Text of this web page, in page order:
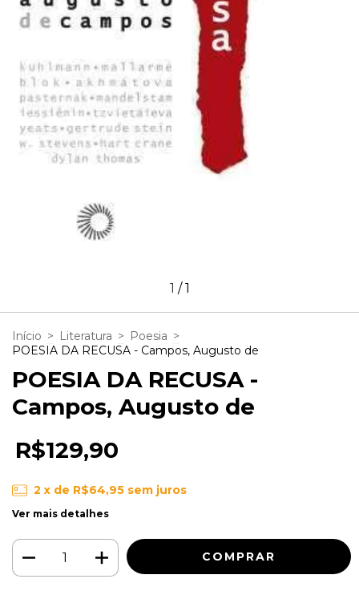
1 /1
Início > Literatura > Poesia >
POESIA DA RECUSA - Campos, Augusto de
POESIA DA RECUSA -
Campos, Augusto de
R$129,90
2 x de R$64,95 sem juros
Ver mais detalhes